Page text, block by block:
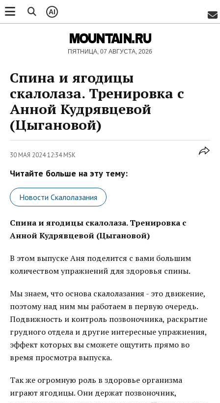
AI
MOUNTAIN.RU
ПЯТНИЦА, 07 АВГУСТА, 2026
Спина и ягодицы
скалолаза. Тренировка с
Анной Кудрявцевой
(Цыгановой)
30 МАЯ 2024 12:34 MSK
Читайте больше на эту тему:
Новости Скалолазания
Спина и ягодицы скалолаза. Тренировка с
Анной Кудрявцевой (Цыгановой)
В этом выпуске Аня поделится с вами большим
количеством упражнений для здоровья спины.
Мы знаем, что основа скалолазания - это движение,
поэтому над ним мы работаем в первую очередь.
Подвижность и контроль позвоночника, раскрытие
грудного отдела и другие интересные упражнения,
эффект которых вы сможете ощутить прямо во
время просмотра выпуска.
Так же огромную роль в здоровье организма
играют ягодицы. Они держат позвоночник,